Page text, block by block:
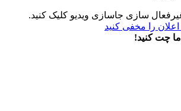
سازی جاسازی ویدیو کلیک کنید.
را مخفی کنید
ما چت کنید!